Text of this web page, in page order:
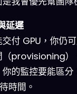
延遲
付 GPU，你仍
（provisioning）
的監控要能區分
時間。